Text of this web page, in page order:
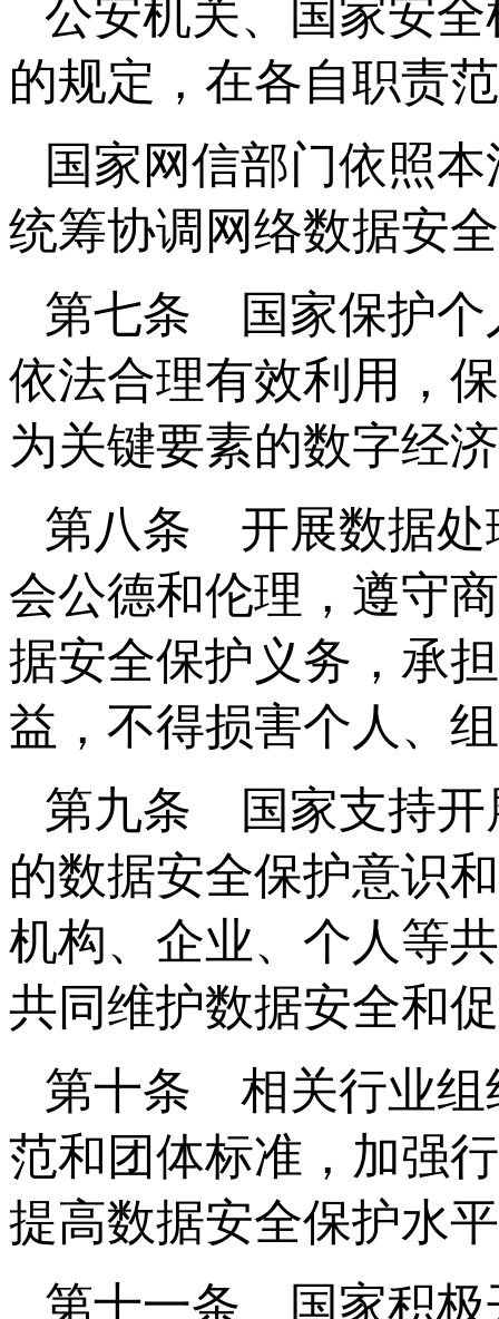
公安机关、国家安
的规定，在各自职责
国家网信部门依照
统筹协调网络数据安
第七条 国家保护个
依法合理有效利用，
为关键要素的数字经
第八条 开展数据处
会公德和伦理，遵守
据安全保护义务，承
益，不得损害个人、
第九条 国家支持开
的数据安全保护意识
机构、企业、个人等
共同维护数据安全和
第十条 相关行业组
范和团体标准，加强
提高数据安全保护水
第十一条 国家积极